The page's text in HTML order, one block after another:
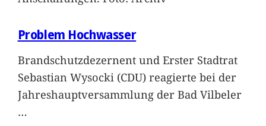
Problem Hochwasser
Brandschutzdezernent und Erster Stadtrat
Sebastian Wysocki (CDU) reagierte bei der
Jahreshauptversammlung der Bad Vilbeler
…